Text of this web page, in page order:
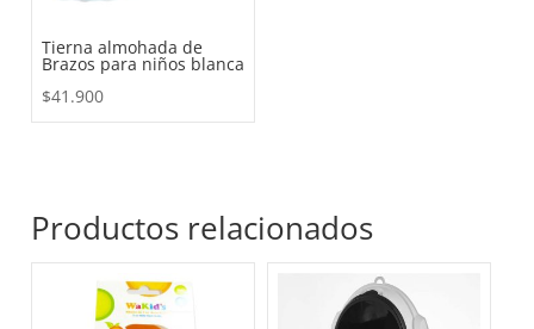
Tierna almohada de
Brazos para niños blanca
$41.900
Productos relacionados